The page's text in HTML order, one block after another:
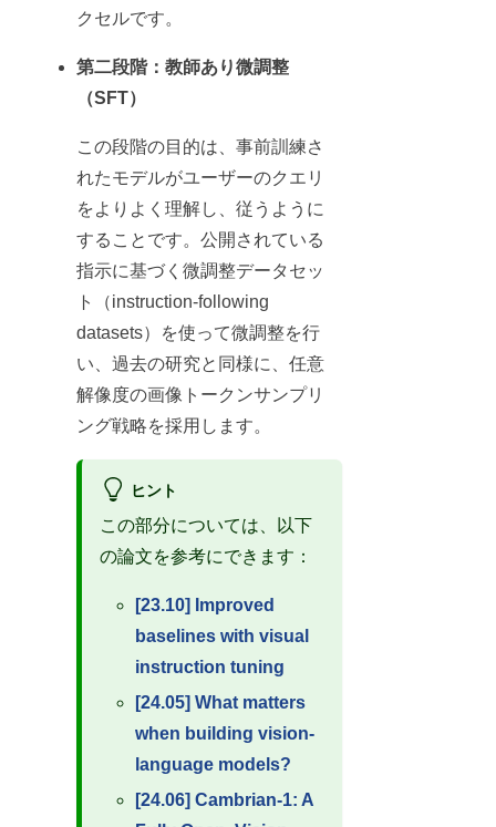
クセルです。
第二段階：教師あり微調整
（SFT）
この段階の目的は、事前訓練さ
れたモデルがユーザーのクエリ
をよりよく理解し、従うように
することです。公開されている
指示に基づく微調整データセッ
ト（instruction-following
datasets）を使って微調整を行
い、過去の研究と同様に、任意
解像度の画像トークンサンプリ
ング戦略を採用します。
ヒント
この部分については、以下
の論文を参考にできます：
[23.10] Improved
baselines with visual
instruction tuning
[24.05] What matters
when building vision-
language models?
[24.06] Cambrian-1: A